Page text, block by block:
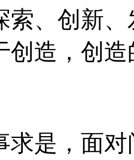
索、创新
创造，创
是，面对